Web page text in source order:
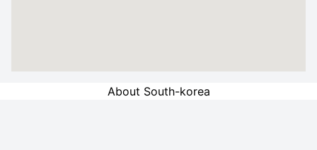
About South-korea